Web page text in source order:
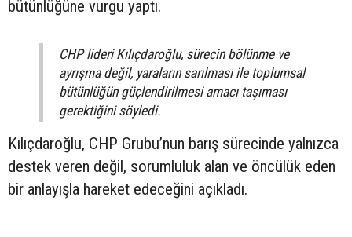
bütünlüğüne vurgu yaptı.
CHP lideri Kılıçdaroğlu, sürecin bölünme ve
ayrışma değil, yaraların sarılması ile toplumsal
bütünlüğün güçlendirilmesi amacı taşıması
gerektiğini söyledi.
Kılıçdaroğlu, CHP Grubu’nun barış sürecinde yalnızca
destek veren değil, sorumluluk alan ve öncülük eden
bir anlayışla hareket edeceğini açıkladı.